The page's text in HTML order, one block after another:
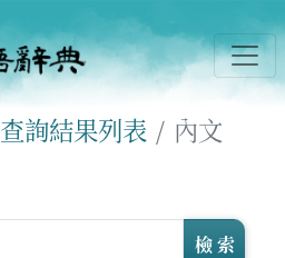
查詢結果列表 內文
檢 索